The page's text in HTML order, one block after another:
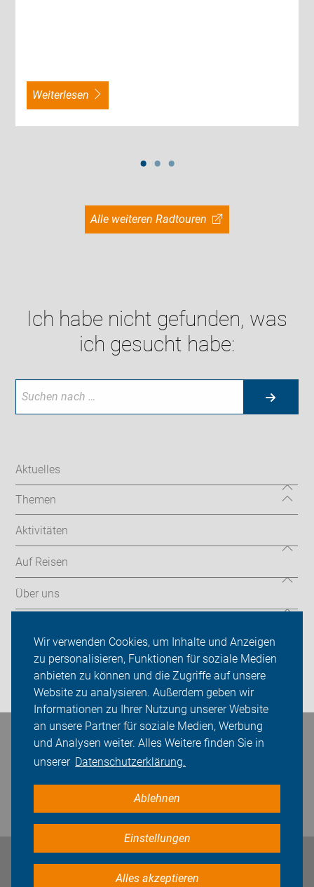
Wir verwenden Cookies, um Inhalte und Anzeigen
zu personalisieren, Funktionen für soziale Medien
anbieten zu können und die Zugriffe auf unsere
Website zu analysieren. Außerdem geben wir
Informationen zu Ihrer Nutzung unserer Website
an unsere Partner für soziale Medien, Werbung
und Analysen weiter. Alles Weitere finden Sie in
unserer Datenschutzerklärung.
Ablehnen
Einstellungen
Alles akzeptieren
weiterlesen
Alle weiteren Radtouren
Ich habe nicht gefunden, was
ich gesucht habe:
Aktuelles
Themen
Aktivitäten
Auf Reisen
Über uns
Presse
Login
Bleiben Sie in Kontakt